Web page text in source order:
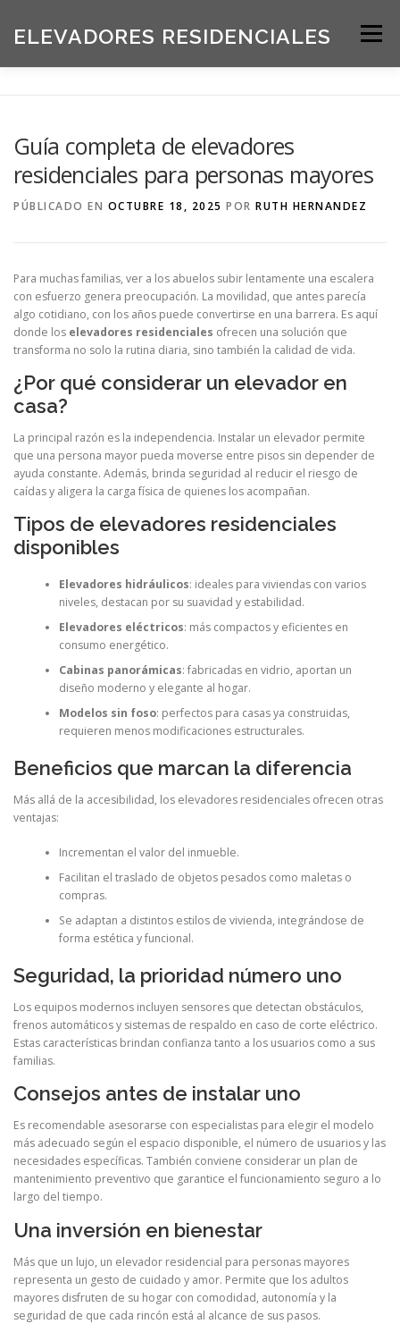
contenido
ELEVADORES RESIDENCIALES Menú
SOLICITE UNA COTIZACIÓN BLOG
Guía completa de elevadores
residenciales para personas mayores
PÚBLICADO EN OCTUBRE 18, 2025 POR RUTH HERNANDEZ
Para muchas familias, ver a los abuelos subir lentamente una escalera
con esfuerzo genera preocupación. La movilidad, que antes parecía
algo cotidiano, con los años puede convertirse en una barrera. Es aquí
donde los elevadores residenciales ofrecen una solución que
transforma no solo la rutina diaria, sino también la calidad de vida.
¿Por qué considerar un elevador en
casa?
La principal razón es la independencia. Instalar un elevador permite
que una persona mayor pueda moverse entre pisos sin depender de
ayuda constante. Además, brinda seguridad al reducir el riesgo de
caídas y aligera la carga física de quienes los acompañan.
Tipos de elevadores residenciales
disponibles
Elevadores hidráulicos: ideales para viviendas con varios
niveles, destacan por su suavidad y estabilidad.
Elevadores eléctricos: más compactos y eficientes en
consumo energético.
Cabinas panorámicas: fabricadas en vidrio, aportan un
diseño moderno y elegante al hogar.
Modelos sin foso: perfectos para casas ya construidas,
requieren menos modificaciones estructurales.
Beneficios que marcan la diferencia
Más allá de la accesibilidad, los elevadores residenciales ofrecen otras
ventajas:
Incrementan el valor del inmueble.
Facilitan el traslado de objetos pesados como maletas o
compras.
Se adaptan a distintos estilos de vivienda, integrándose de
forma estética y funcional.
Seguridad, la prioridad número uno
Los equipos modernos incluyen sensores que detectan obstáculos,
frenos automáticos y sistemas de respaldo en caso de corte eléctrico.
Estas características brindan confianza tanto a los usuarios como a sus
familias.
Consejos antes de instalar uno
Es recomendable asesorarse con especialistas para elegir el modelo
más adecuado según el espacio disponible, el número de usuarios y las
necesidades específicas. También conviene considerar un plan de
mantenimiento preventivo que garantice el funcionamiento seguro a lo
largo del tiempo.
Una inversión en bienestar
Más que un lujo, un elevador residencial para personas mayores
representa un gesto de cuidado y amor. Permite que los adultos
mayores disfruten de su hogar con comodidad, autonomía y la
seguridad de que cada rincón está al alcance de sus pasos.